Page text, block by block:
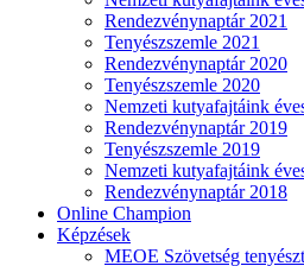
Rendezvénynaptár 2021
Tenyészszemle 2021
Rendezvénynaptár 2020
Tenyészszemle 2020
Nemzeti kutyafajtáink
Rendezvénynaptár 2019
Tenyészszemle 2019
Nemzeti kutyafajtáink
Rendezvénynaptár 2018
Online Champion
Képzések
MEOE Szövetség